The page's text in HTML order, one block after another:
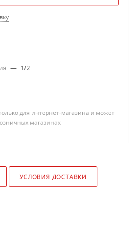
— 1/2
для интернет-магазина и может
магазинах
УСЛОВИЯ ДОСТАВКИ